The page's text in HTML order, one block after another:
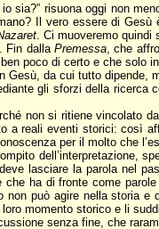
io sia?” risuona oggi non
Il vero essere di
. Ci muoveremo quindi
Fin dallaPremessa , che
poco di certo e che
Gesù, da cui tutto
gli sforzi della
non si ritiene vincolato
a reali eventi storici: così
per il molto che
lasciare la parola nel
ha di fronte come
non può agire nella storia
momento storico e li
senza fine, che